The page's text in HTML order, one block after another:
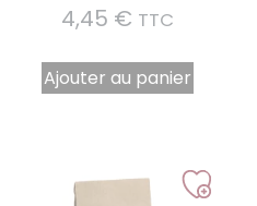
4,45 € TTC
Ajouter au panier